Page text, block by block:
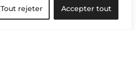
Tout rejeter Accepter tout